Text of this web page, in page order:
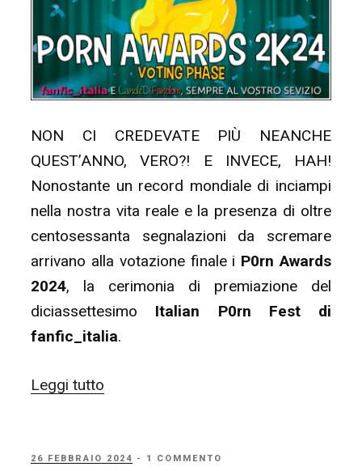
NON CI CREDEVATE PIÙ NEANCHE
QUEST’ANNO, VERO?! E INVECE, HAH!
Nonostante un record mondiale di inciampi
nella nostra vita reale e la presenza di oltre
centosessanta segnalazioni da scremare
arrivano alla votazione finale i P0rn Awards
2024, la cerimonia di premiazione del
diciassettesimo Italian P0rn Fest di
fanfic_italia.
Leggi tutto
#17
PUBBLICATO
26 FEBBRAIO 2024 - 1 COMMENTO